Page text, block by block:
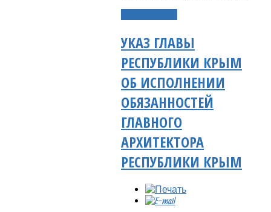
УКАЗ ГЛАВЫ
РЕСПУБЛИКИ КРЫМ
ОБ ИСПОЛНЕНИИ
ОБЯЗАННОСТЕЙ
ГЛАВНОГО
АРХИТЕКТОРА
РЕСПУБЛИКИ КРЫМ